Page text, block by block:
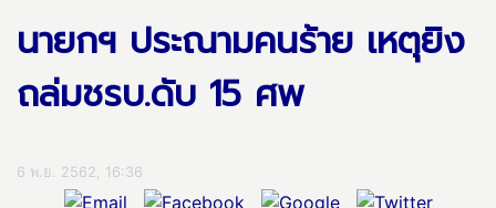
นายกฯ ประณามคนร้าย เหตุยิง
ถล่มชรบ.ดับ 15 ศพ
6 พ.ย. 2562, 16:36